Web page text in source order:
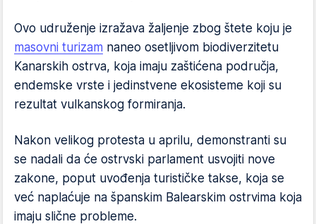
Ovo udruženje izražava žaljenje zbog štete koju je
masovni turizam naneo osetljivom biodiverzitetu
Kanarskih ostrva, koja imaju zaštićena područja,
endemske vrste i jedinstvene ekosisteme koji su
rezultat vulkanskog formiranja.
Nakon velikog protesta u aprilu, demonstranti su
se nadali da će ostrvski parlament usvojiti nove
zakone, poput uvođenja turističke takse, koja se
već naplaćuje na španskim Balearskim ostrvima koja
imaju slične probleme.